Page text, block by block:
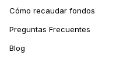
Cómo recaudar fondos
Preguntas Frecuentes
Blog